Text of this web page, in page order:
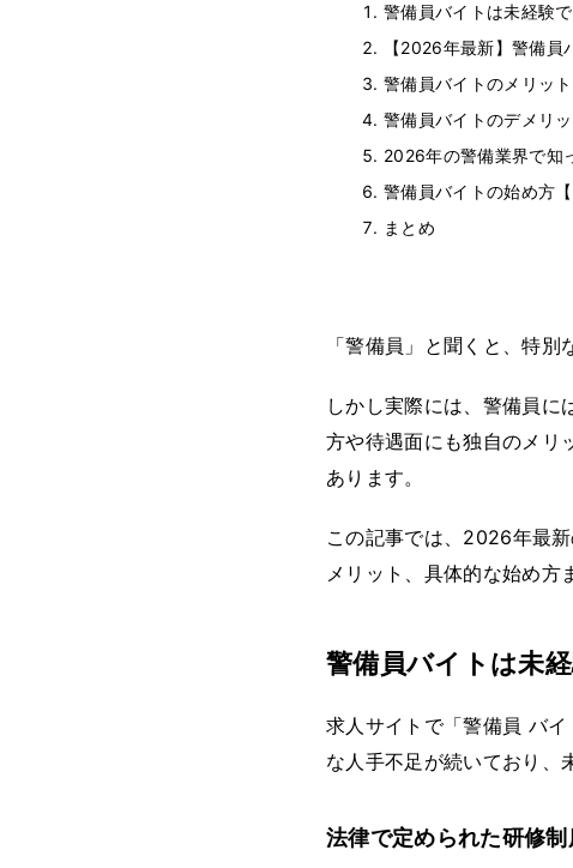
警備員バイトは未経験
【2026年最新】警備
警備員バイトのメリット
警備員バイトのデメリッ
2026年の警備業界で知
警備員バイトの始め方【
まとめ
「警備員」と聞くと、特
しかし実際には、警備員に
方や待遇面にも独自のメリ
あります。
この記事では、2026年最
メリット、具体的な始め方
警備員バイトは未
求人サイトで「警備員 バ
な人手不足が続いており、
法律で定められた研修制